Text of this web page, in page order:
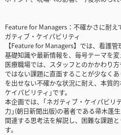
Feature for Managers：不確かさに耐え
ガティブ・ケイパビリティ
【Feature for Managers】では、看護
基礎知識や最新情報を、毎号テーマを変
医療職場では、スタッフとのかかわり
ではない課題に直面することが少なく
を出せない不確かな状況に耐え、本質
ケイパビリティ｣です。
本企画では、｢ネガティブ・ケイパビリ
力｣(朝日新聞出版)の著者である帚木蓬
関連する思考法を解説し、困難な課題
す。